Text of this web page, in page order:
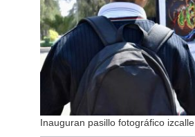
Inauguran pasillo fotográfico